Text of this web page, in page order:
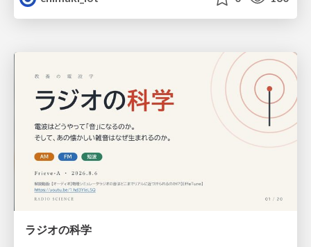
ラジオの科学